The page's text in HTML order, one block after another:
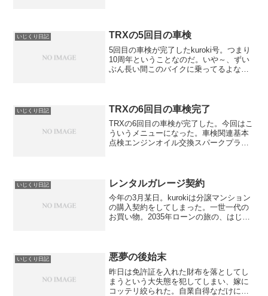
えず筑波山へ向かう。いつも走...
いじくり日記 TRXの5回目の車検
5回目の車検が完了したkuroki号。つまり
10周年ということなのだ。いや～、ずい
ぶん長い間このバイクに乗ってるよな
うスゴイ。ピ...
いじくり日記 TRXの6回目の車検完了
TRXの6回目の車検が完了した。今回はこ
ういうメニューになった。車検関連基本
点検エンジンオイル交換スパークプラグ
ASSY交換バッテリー充...
いじくり日記 レンタルガレージ契約
今年の3月某日。kurokiは分譲マンション
の購入契約をしてしまった。一世一代の
お買い物。2035年ローンの旅の、はじま
らいの位...
いじくり日記 悪夢の後始末
昨日は免許証を入れた財布を落としてし
まうという大失態を犯してしまい、嫁に
コッテリ絞られた。自業自得なだけに、